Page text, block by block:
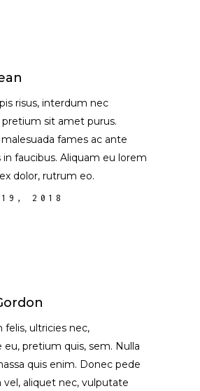
risus, interdum nec
pretium sit amet purus.
fames ac ante
faucibus. Aliquam eu lorem
dolor, rutrum eo.
19, 2018
felis, ultricies nec,
eu, pretium quis, sem. Nulla
quis enim. Donec pede
vel, aliquet nec, vulputate